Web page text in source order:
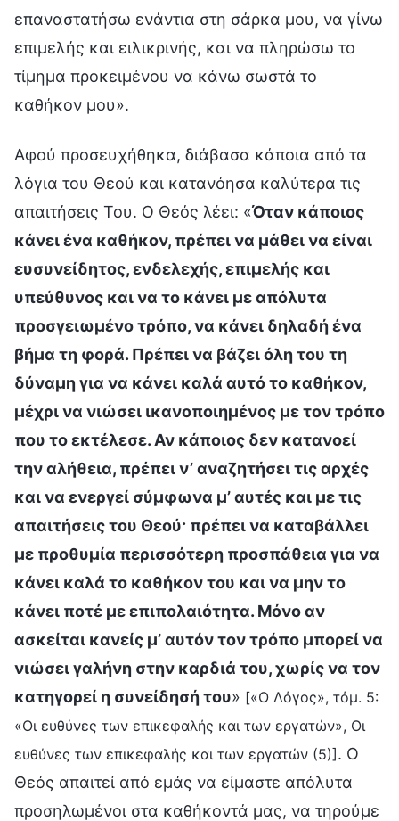
επαναστατήσω ενάντια στη σάρκα μου, να γίνω
επιμελής και ειλικρινής, και να πληρώσω το
τίμημα προκειμένου να κάνω σωστά το
καθήκον μου».
Αφού προσευχήθηκα, διάβασα κάποια από τα
λόγια του Θεού και κατανόησα καλύτερα τις
απαιτήσεις Του. Ο Θεός λέει: «Όταν κάποιος
κάνει ένα καθήκον, πρέπει να μάθει να είναι
ευσυνείδητος, ενδελεχής, επιμελής και
υπεύθυνος και να το κάνει με απόλυτα
προσγειωμένο τρόπο, να κάνει δηλαδή ένα
βήμα τη φορά. Πρέπει να βάζει όλη του τη
δύναμη για να κάνει καλά αυτό το καθήκον,
μέχρι να νιώσει ικανοποιημένος με τον τρόπο
που το εκτέλεσε. Αν κάποιος δεν κατανοεί
την αλήθεια, πρέπει ν’ αναζητήσει τις αρχές
και να ενεργεί σύμφωνα μ’ αυτές και με τις
απαιτήσεις του Θεού· πρέπει να καταβάλλει
με προθυμία περισσότερη προσπάθεια για να
κάνει καλά το καθήκον του και να μην το
κάνει ποτέ με επιπολαιότητα. Μόνο αν
ασκείται κανείς μ’ αυτόν τον τρόπο μπορεί να
νιώσει γαλήνη στην καρδιά του, χωρίς να τον
κατηγορεί η συνείδησή του» [«Ο Λόγος», τόμ. 5:
«Οι ευθύνες των επικεφαλής και των εργατών», Οι
ευθύνες των επικεφαλής και των εργατών (5)]. Ο
Θεός απαιτεί από εμάς να είμαστε απόλυτα
προσηλωμένοι στα καθήκοντά μας, να τηρούμε